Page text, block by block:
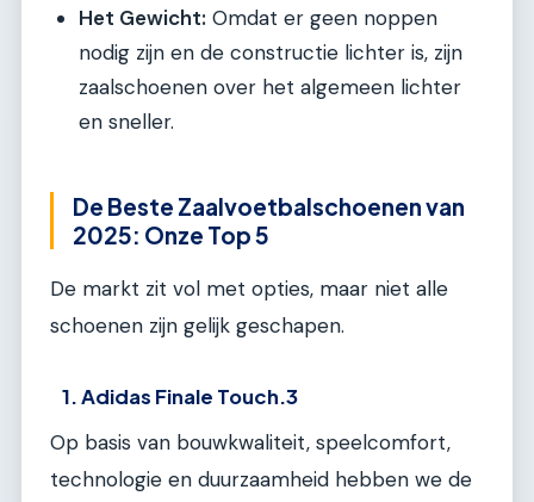
Het Gewicht: Omdat er geen noppen
nodig zijn en de constructie lichter is, zijn
zaalschoenen over het algemeen lichter
en sneller.
De Beste Zaalvoetbalschoenen van
2025: Onze Top 5
De markt zit vol met opties, maar niet alle
schoenen zijn gelijk geschapen.
1. Adidas Finale Touch.3
Op basis van bouwkwaliteit, speelcomfort,
technologie en duurzaamheid hebben we de